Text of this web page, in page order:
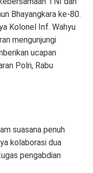
Bhayangkara ke-80.
Kolonel Inf. Wahyu
mengunjungi
ucapan
Polri, Rabu
suasana penuh
kolaborasi dua
pengabdian